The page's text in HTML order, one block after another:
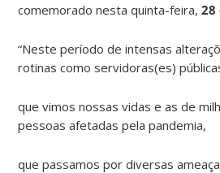
comemorado nesta quinta-feira,
“Neste período de intensas
rotinas como servidoras(es)
que vimos nossas vidas e as de
pessoas afetadas pela pandemia,
que passamos por diversas